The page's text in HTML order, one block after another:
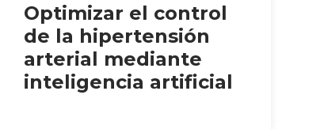
Optimizar el control
de la hipertensión
arterial mediante
inteligencia artificial